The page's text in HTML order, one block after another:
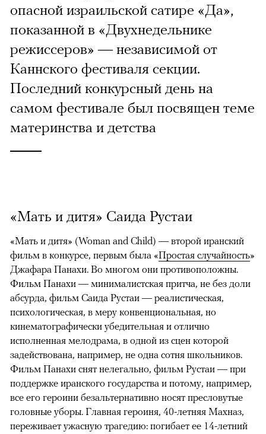
опасной израильской сатире «Да»,
показанной в «Двухнедельнике
режиссеров» — независимой от
Каннского фестиваля секции.
Последний конкурсный день на
самом фестивале был посвящен теме
материнства и детства
«Мать и дитя» Саида Рустаи
«Мать и дитя» (Woman and Child) — второй иранский
фильм в конкурсе, первым была «Простая случайность»
Джафара Панахи. Во многом они противоположны.
Фильм Панахи — минималистская притча, не без доли
абсурда, фильм Саида Рустаи — реалистическая,
психологическая, в меру конвенциональная, но
кинематографически убедительная и отлично
исполненная мелодрама, в одной из сцен которой
задействована, например, не одна сотня школьников.
Фильм Панахи снят нелегально, фильм Рустаи — при
поддержке иранского государства и потому, например,
все его героини безальтернативно носят пресловутые
головные уборы. Главная героиня, 40-летняя Махназ,
переживает ужасную трагедию: погибает ее 14-летний